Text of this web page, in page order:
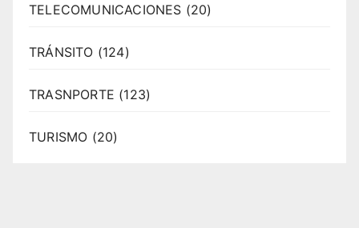
TELECOMUNICACIONES (20)
TRÁNSITO (124)
TRASNPORTE (123)
TURISMO (20)